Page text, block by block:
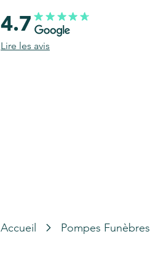
4.7
Lire les avis
Accueil Pompes Funèbres